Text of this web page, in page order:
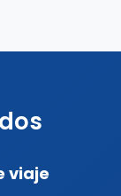
viaje